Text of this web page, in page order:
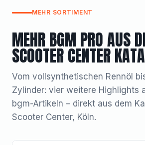
MEHR SORTIMENT
MEHR BGM PRO AUS
SCOOTER CENTER
Vom vollsynthetischen Rennöl
Zylinder: vier weitere Highlights
bgm-Artikeln – direkt aus dem
Scooter Center, Köln.